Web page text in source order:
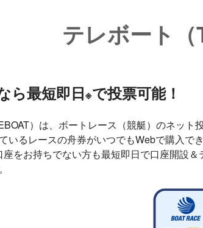
テレボート
ら最短即日※で投票可能！
）は、ボートレース（競艇）のネット
いるレースの舟券がいつでもWebで購入でき
をお持ちでない方も最短即日で口座開設